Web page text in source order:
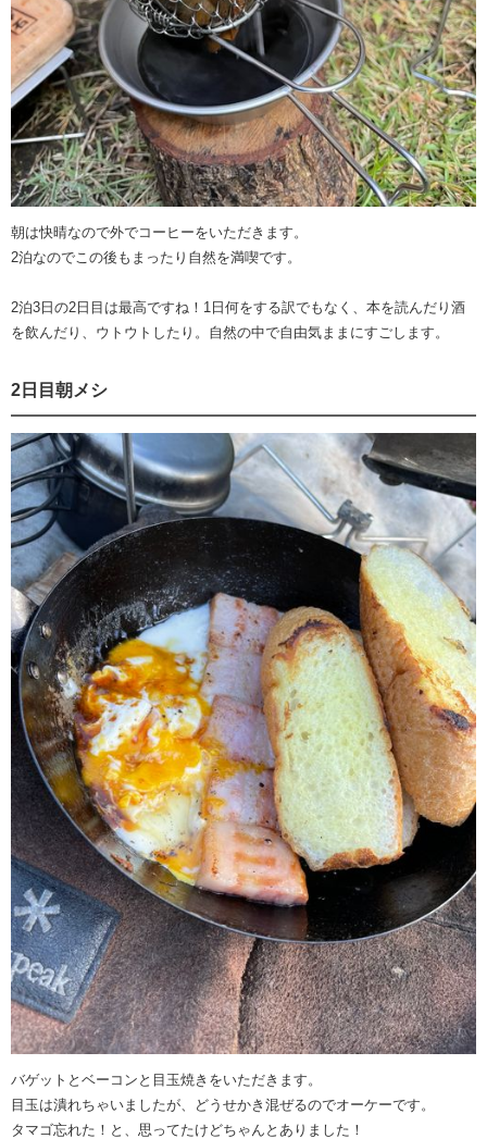
朝は快晴なので外でコーヒーをいただきます。
2泊なのでこの後もまったり自然を満喫です。
2泊3日の2日目は最高ですね！1日何をする訳でもなく、本を読んだり酒
を飲んだり、ウトウトしたり。自然の中で自由気ままにすごします。
2日目朝メシ
バゲットとベーコンと目玉焼きをいただきます。
目玉は潰れちゃいましたが、どうせかき混ぜるのでオーケーです。
タマゴ忘れた！と、思ってたけどちゃんとありました！